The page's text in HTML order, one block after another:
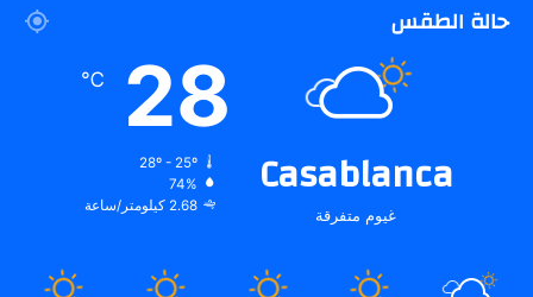
حالة الطقس
Casablanca
غيوم متفرقة
28
℃
28º - 25º
74%
2.68 كيلومتر/ساعة